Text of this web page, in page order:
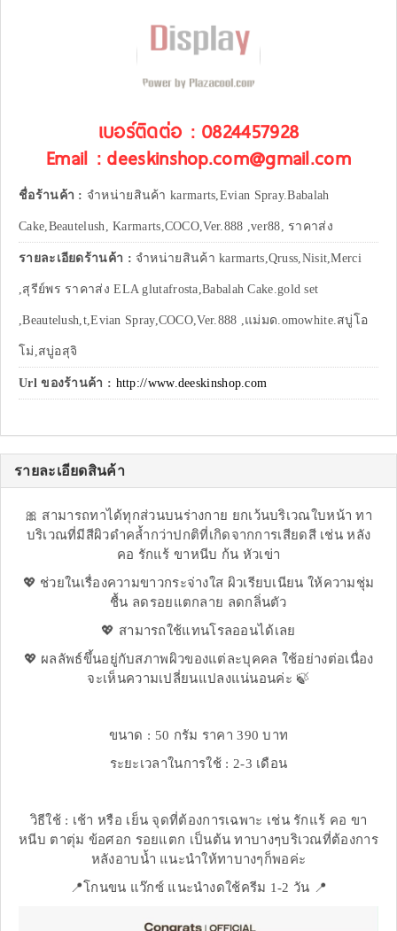
เบอร์ติดต่อ : 0824457928
Email : deeskinshop.com@gmail.com
ชื่อร้านค้า : จำหน่ายสินค้า karmarts,Evian Spray.Babalah
Cake,Beautelush, Karmarts,COCO,Ver.888 ,ver88, ราคาส่ง
รายละเอียดร้านค้า : จำหน่ายสินค้า karmarts,Qruss,Nisit,Merci
,สุรีย์พร ราคาส่ง ELA glutafrosta,Babalah Cake.gold set
,Beautelush,t,Evian Spray,COCO,Ver.888 ,แม่มด.omowhite.สบู่โอ
โม่,สบู่อสุจิ
Url ของร้านค้า : http://www.deeskinshop.com
รายละเอียดสินค้า
🎀 สามารถทาได้ทุกส่วนบนร่างกาย ยกเว้นบริเวณใบหน้า ทา
บริเวณที่มีสีผิวดำคล้ำกว่าปกติที่เกิดจากการเสียดสี เช่น หลัง
คอ รักแร้ ขาหนีบ ก้น หัวเข่า
💖 ช่วยในเรื่องความขาวกระจ่างใส ผิวเรียบเนียน ให้ความชุ่ม
ชื้น ลดรอยแตกลาย ลดกลิ่นตัว
💖 สามารถใช้แทนโรลออนได้เลย
💖 ผลลัพธ์ขึ้นอยู่กับสภาพผิวของแต่ละบุคคล ใช้อย่างต่อเนื่อง
จะเห็นความเปลี่ยนแปลงแน่นอนค่ะ 🍃
ขนาด : 50 กรัม ราคา 390 บาท
ระยะเวลาในการใช้ : 2-3 เดือน
วิธีใช้ : เช้า หรือ เย็น จุดที่ต้องการเฉพาะ เช่น รักแร้ คอ ขา
หนีบ ตาตุ่ม ข้อศอก รอยแตก เป็นต้น ทาบางๆบริเวณที่ต้องการ
หลังอาบน้ำ แนะนำให้ทาบางๆก็พอค่ะ
📍โกนขน แว๊กซ์ แนะนำงดใช้ครีม 1-2 วัน 📍